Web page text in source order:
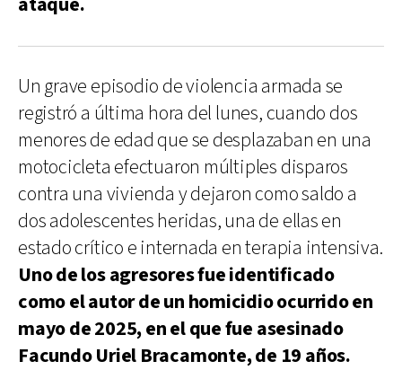
Un grave episodio de violencia armada se
registró a última hora del lunes, cuando dos
menores de edad que se desplazaban en una
motocicleta efectuaron múltiples disparos
contra una vivienda y dejaron como saldo a
dos adolescentes heridas, una de ellas en
estado crítico e internada en terapia intensiva.
Uno de los agresores fue identificado
como el autor de un homicidio ocurrido en
mayo de 2025, en el que fue asesinado
Facundo Uriel Bracamonte, de 19 años.